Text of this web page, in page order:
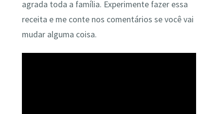
agrada toda a família. Experimente fazer essa
receita e me conte nos comentários se você vai
mudar alguma coisa.